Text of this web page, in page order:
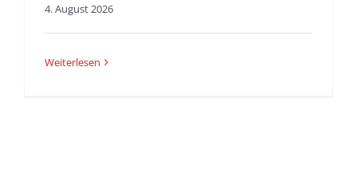
4. August 2026
Weiterlesen